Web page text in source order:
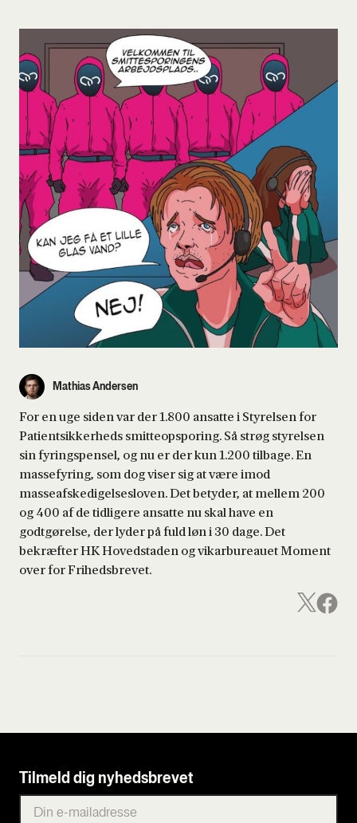
Mathias Andersen
For en uge siden var der 1.800 ansatte i Styrelsen for
Patientsikkerheds smitteopsporing. Så strøg styrelsen
sin fyringspensel, og nu er der kun 1.200 tilbage. En
massefyring, som dog viser sig at være imod
masseafskedigelsesloven. Det betyder, at mellem 200
og 400 af de tidligere ansatte nu skal have en
godtgørelse, der lyder på fuld løn i 30 dage. Det
bekræfter HK Hovedstaden og vikarbureauet Moment
over for Frihedsbrevet.
Tilmeld dig nyhedsbrevet